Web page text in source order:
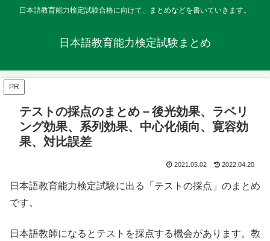
日本語教育能力検定試験合格に向けて、まとめなどを書いていきます。
日本語教育能力検定試験まとめ
PR
テストの採点のまとめ－後光効果、ラベリ
ング効果、系列効果、中心化傾向、寛容効
果、対比誤差
2021.05.02 2022.04.20
日本語教育能力検定試験に出る「テストの採点」のまとめ
です。
日本語教師になるとテストを採点する機会があります。教